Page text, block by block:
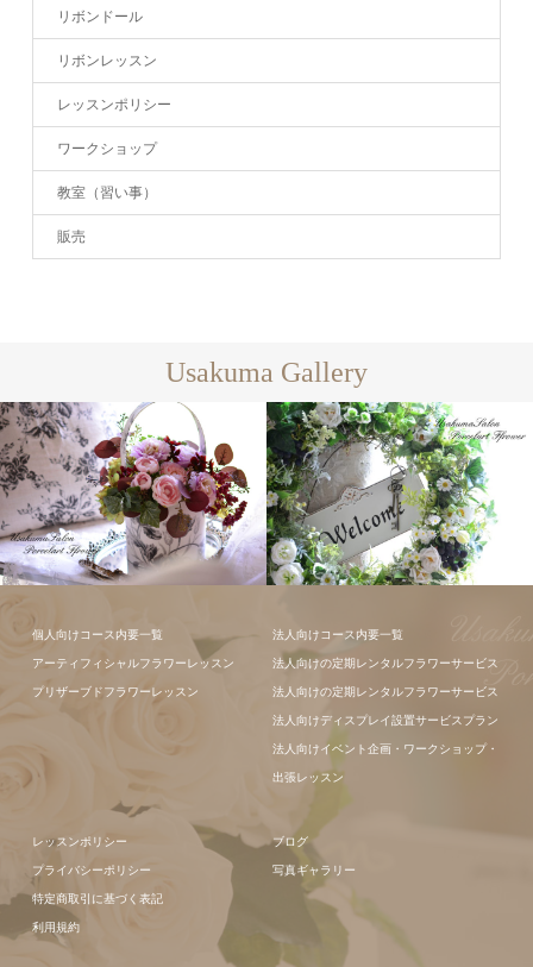
リボンドール
リボンレッスン
レッスンポリシー
ワークショップ
教室（習い事）
販売
Usakuma Gallery
ンジメント
個人向けコース内要一覧
アーティフィシャルフラワーレッスン
プリザーブドフラワーレッスン
法人向けコース内要一覧
法人向けの定期レンタルフラワーサービス
法人向けの定期レンタルフラワーサービス
法人向けディスプレイ設置サービスプラン
法人向けイベント企画・ワークショップ・
出張レッスン
レッスンポリシー
プライバシーポリシー
特定商取引に基づく表記
利用規約
ブログ
写真ギャラリー